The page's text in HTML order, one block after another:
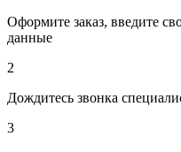
Оформите заказ, введите
данные
2
Дождитесь звонка
3